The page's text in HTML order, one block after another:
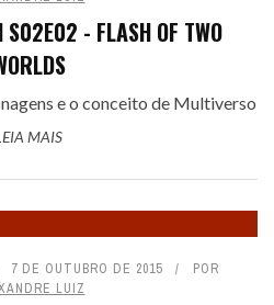
S02E02 - FLASH OF TWO
e o conceito de Multiverso
MAIS
7 DE OUTUBRO DE 2015
POR
LUIZ